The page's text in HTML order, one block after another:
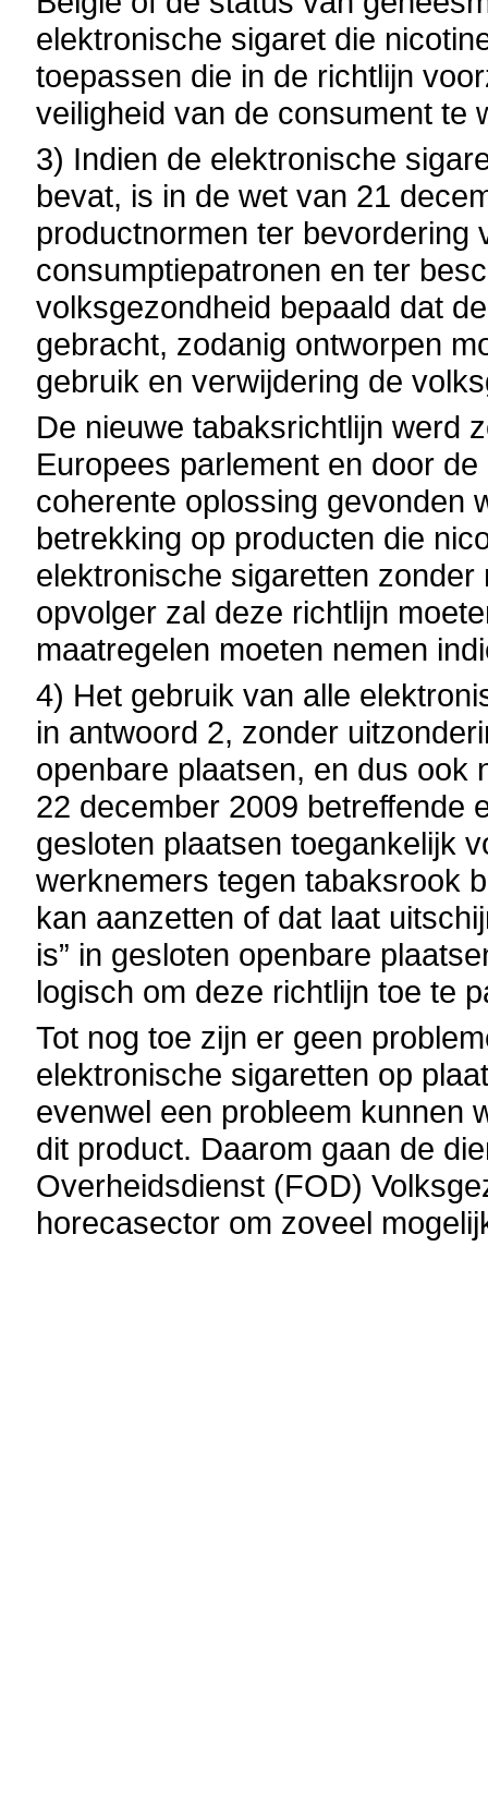
elektronische sigaret die
toepassen die in de richtlijn
veiligheid van de consument te
3) Indien de elektronische
bevat, is in de wet van 21
productnormen ter bevordering
consumptiepatronen en ter
volksgezondheid bepaald dat
gebracht, zodanig ontworpen
gebruik en verwijdering de
De nieuwe tabaksrichtlijn werd
Europees parlement en door
coherente oplossing gevonden
betrekking op producten die
elektronische sigaretten
opvolger zal deze richtlijn
maatregelen moeten nemen
4) Het gebruik van alle
in antwoord 2, zonder
openbare plaatsen, en dus ook
22 december 2009 betreffende
gesloten plaatsen toegankelijk
werknemers tegen tabaksrook
kan aanzetten of dat laat
is” in gesloten openbare
logisch om deze richtlijn toe te
Tot nog toe zijn er geen
elektronische sigaretten op
evenwel een probleem kunnen
dit product. Daarom gaan de
Overheidsdienst (FOD)
horecasector om zoveel